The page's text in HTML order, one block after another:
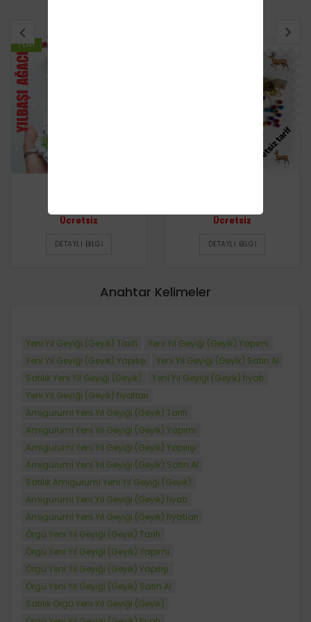
YENI
Ücretsiz
DETAYLI BILGI
Ücretsiz
DETAYLI BILGI
Anahtar Kelimeler
Yeni Yıl Geyiği (Geyik) Tarifi
Yeni Yıl Geyiği (Geyik) Yapımı
Yeni Yıl Geyiği (Geyik) Yapılışı
Yeni Yıl Geyiği (Geyik) Satın Al
Satılık Yeni Yıl Geyiği (Geyik)
Yeni Yıl Geyiği (Geyik) fiyatı
Yeni Yıl Geyiği (Geyik) fiyatları
Amigurumi Yeni Yıl Geyiği (Geyik) Tarifi
Amigurumi Yeni Yıl Geyiği (Geyik) Yapımı
Amigurumi Yeni Yıl Geyiği (Geyik) Yapılışı
Amigurumi Yeni Yıl Geyiği (Geyik) Satın Al
Satılık Amigurumi Yeni Yıl Geyiği (Geyik)
Amigurumi Yeni Yıl Geyiği (Geyik) fiyatı
Amigurumi Yeni Yıl Geyiği (Geyik) fiyatları
Örgü Yeni Yıl Geyiği (Geyik) Tarifi
Örgü Yeni Yıl Geyiği (Geyik) Yapımı
Örgü Yeni Yıl Geyiği (Geyik) Yapılışı
Örgü Yeni Yıl Geyiği (Geyik) Satın Al
Satılık Örgü Yeni Yıl Geyiği (Geyik)